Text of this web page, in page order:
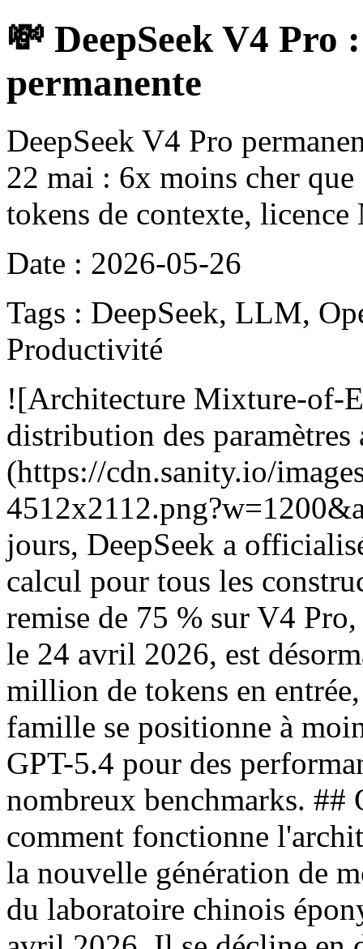
💸 DeepSeek V4
permanente
DeepSeek V4 Pro
22 mai : 6x moins cher
tokens de contexte,
Date : 2026-05-26
Tags : DeepSeek, LLM,
Productivité
![Architecture Mixture-of-
distribution des paramètres
(https://cdn.sanity.io/
jours, DeepSeek a
calcul pour tous les
remise de 75 % sur V4
le 24 avril 2026, est
million de tokens en
famille se positionne à
GPT-5.4 pour des
nombreux benchmarks. ##
comment fonctionne
la nouvelle génération de
du laboratoire chinois